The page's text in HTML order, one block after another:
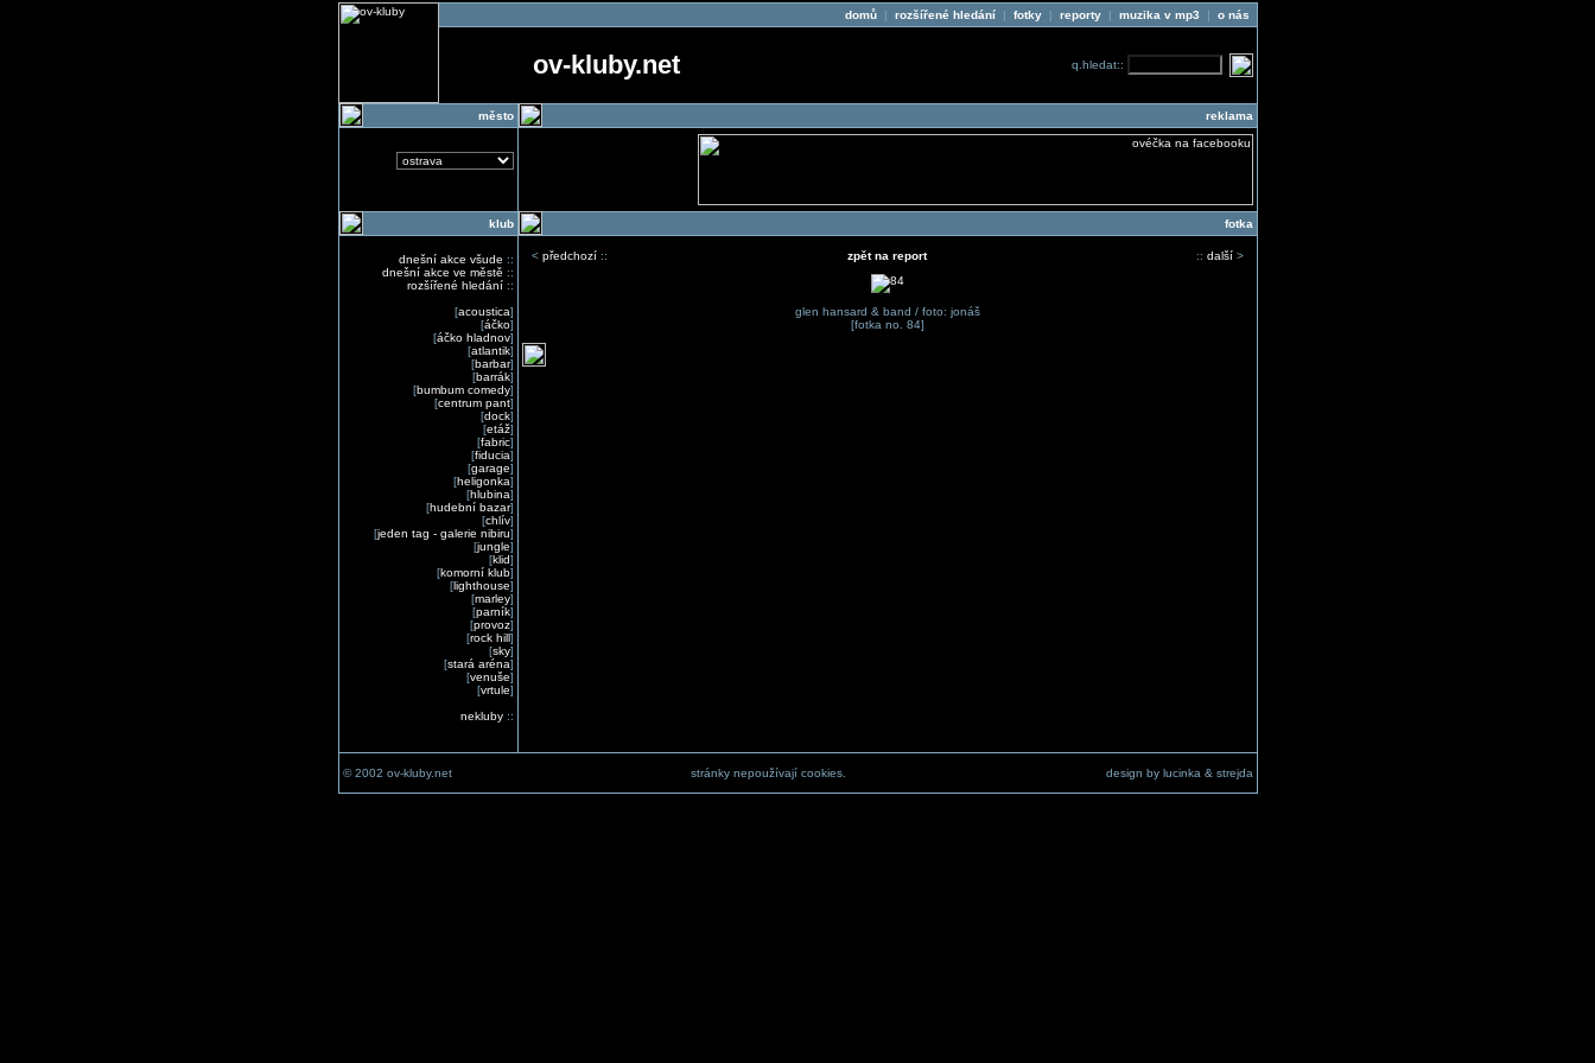
domů| rozšířené hledání| fotky| reporty| muzika v mp3 | o nás
ov-kluby.net q.hledat::
město reklama
klub
dnešní akce všude ::
dnešní akce ve městě ::
rozšířené hledání::
[acoustica]
[áčko]
[áčko hladnov]
[atlantik]
[barbar]
[barrák]
[bumbum comedy]
[centrum pant]
[dock]
[etáž]
[fabric]
[fiducia]
[garage]
[heligonka]
[hlubina]
[hudební bazar]
[chlív]
[jeden tag - galerie nibiru]
[jungle]
[klid]
[komorní klub]
[lighthouse]
[marley]
[parník]
[provoz]
[rock hill]
[sky]
[stará aréna]
[venuše]
[vrtule]
nekluby::
fotka
< předchozí:: zpět na report :: další>
glen hansard & band / foto: jonáš
[fotka no. 84]
© 2002 ov-kluby.net stránky nepoužívají cookies. design by lucinka & strejda